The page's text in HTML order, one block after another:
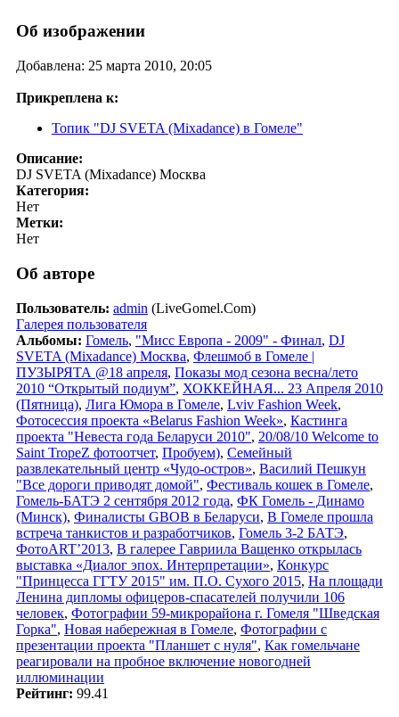
Об изображении
Добавлена: 25 марта 2010, 20:05
Прикреплена к:
Топик "DJ SVETA (Mixadance) в Гомеле"
Описание:
DJ SVETA (Mixadance) Москва
Категория:
Нет
Метки:
Нет
Об авторе
Пользователь: admin (LiveGomel.Com)
Галерея пользователя
Альбомы: Гомель, "Мисс Европа - 2009" - Финал, DJ
SVETA (Mixadance) Москва, Флешмоб в Гомеле |
ПУЗЫРЯТА @18 апреля, Показы мод сезона весна/лето
2010 “Открытый подиум”, ХОККЕЙНАЯ... 23 Апреля 2010
(Пятница), Лига Юмора в Гомеле, Lviv Fashion Week,
Фотосессия проекта «Belarus Fashion Week», Кастинга
проекта "Невеста года Беларуси 2010", 20/08/10 Welcome to
Saint TropeZ фотоотчет, Пробуем), Семейный
развлекательный центр «Чудо-остров», Василий Пешкун
"Все дороги приводят домой", Фестиваль кошек в Гомеле,
Гомель-БАТЭ 2 сентября 2012 года, ФК Гомель - Динамо
(Минск), Финалисты GBOB в Беларуси, В Гомеле прошла
встреча танкистов и разработчиков, Гомель 3-2 БАТЭ,
ФотоART’2013, В галерее Гавриила Ващенко открылась
выставка «Диалог эпох. Интерпретации», Конкурс
"Принцесса ГГТУ 2015" им. П.О. Сухого 2015, На площади
Ленина дипломы офицеров-спасателей получили 106
человек, Фотографии 59-микрорайона г. Гомеля "Шведская
Горка", Новая набережная в Гомеле, Фотографии с
презентации проекта "Планшет с нуля", Как гомельчане
реагировали на пробное включение новогодней
иллюминации
Рейтинг: 99.41